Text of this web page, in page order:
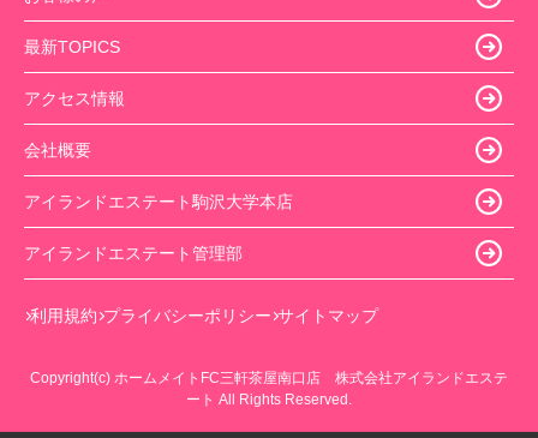
最新TOPICS
アクセス情報
会社概要
アイランドエステート駒沢大学本店
アイランドエステート管理部
利用規約 プライバシーポリシー サイトマップ
Copyright(c) ホームメイトFC三軒茶屋南口店 株式会社アイランドエステ
ート All Rights Reserved.